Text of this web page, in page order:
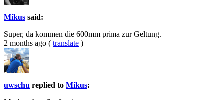
Mikus said:
Super, da kommen die 600mm prima zur Geltung.
2 months ago ( translate )
uwschu replied to Mikus: